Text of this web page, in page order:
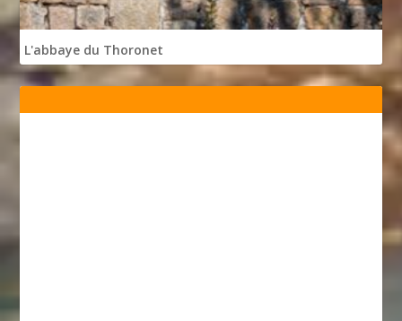
L'abbaye du Thoronet